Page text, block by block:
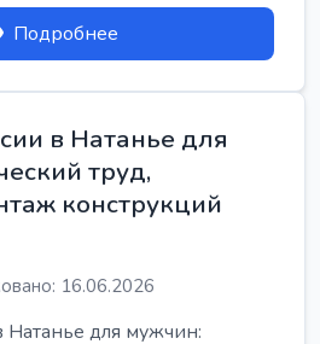
Подробнее
в Натанье для
труд,
конструкций
16.06.2026
для мужчин: